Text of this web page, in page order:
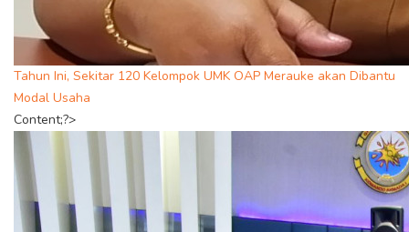
Tahun Ini, Sekitar 120 Kelompok UMK OAP Merauke akan Dibantu
Modal Usaha
Content;?>